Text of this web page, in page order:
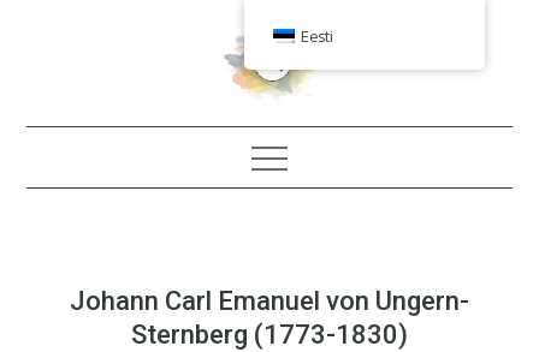
Johann Carl Emanuel von Ungern-
Sternberg (1773-1830)
Eesti